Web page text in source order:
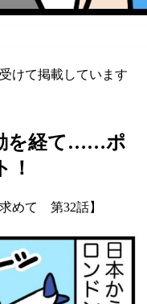
けて掲載しています
を経て……ポ
！
めて 第32話】